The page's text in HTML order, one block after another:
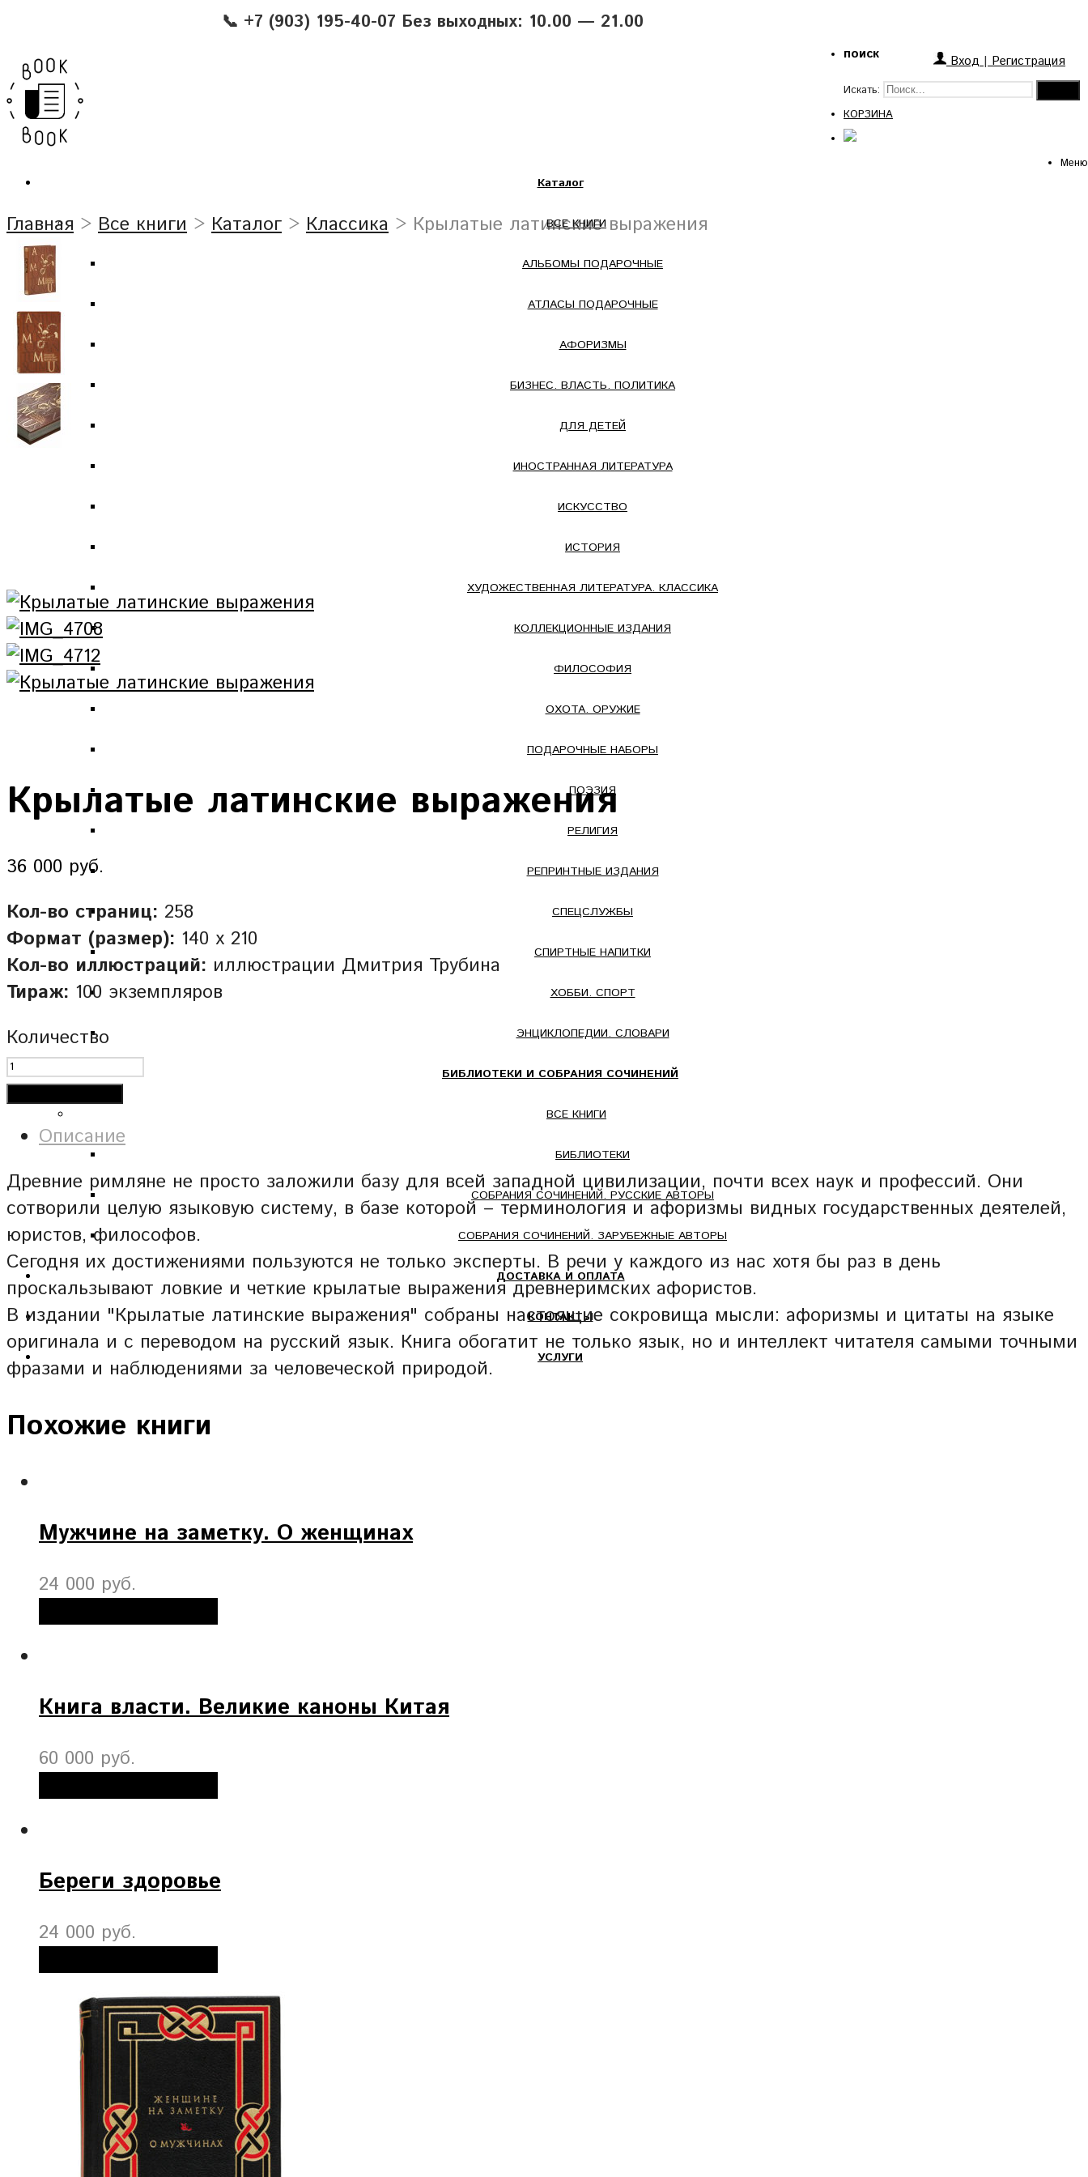
📞 +7 (903) 195-40-07 Без выходных: 10.00 — 21.00
Вход | Регистрация
Каталог
ВСЕ КНИГИ
АЛЬБОМЫ ПОДАРОЧНЫЕ
АТЛАСЫ ПОДАРОЧНЫЕ
АФОРИЗМЫ
БИЗНЕС. ВЛАСТЬ. ПОЛИТИКА
ДЛЯ ДЕТЕЙ
ИНОСТРАННАЯ ЛИТЕРАТУРА
ИСКУССТВО
ИСТОРИЯ
ХУДОЖЕСТВЕННАЯ ЛИТЕРАТУРА. КЛАССИКА
КОЛЛЕКЦИОННЫЕ ИЗДАНИЯ
ФИЛОСОФИЯ
ОХОТА. ОРУЖИЕ
ПОДАРОЧНЫЕ НАБОРЫ
ПОЭЗИЯ
РЕЛИГИЯ
РЕПРИНТНЫЕ ИЗДАНИЯ
СПЕЦСЛУЖБЫ
СПИРТНЫЕ НАПИТКИ
ХОББИ. СПОРТ
ЭНЦИКЛОПЕДИИ. СЛОВАРИ
БИБЛИОТЕКИ И СОБРАНИЯ СОЧИНЕНИЙ
ВСЕ КНИГИ
БИБЛИОТЕКИ
СОБРАНИЯ СОЧИНЕНИЙ. РУССКИЕ АВТОРЫ
СОБРАНИЯ СОЧИНЕНИЙ. ЗАРУБЕЖНЫЕ АВТОРЫ
ДОСТАВКА И ОПЛАТА
КОНТАКТЫ
УСЛУГИ
поиск
Искать:
КОРЗИНА
Меню
Главная > Все книги > Каталог > Классика > Крылатые латинские выражения
Крылатые латинские выражения
36 000 руб.
Кол-во страниц: 258
Формат (размер): 140 х 210
Кол-во иллюстраций: иллюстрации Дмитрия Трубина
Тираж: 100 экземпляров
Количество
Описание
Древние римляне не просто заложили базу для всей западной цивилизации, почти всех наук и профессий. Они
сотворили целую языковую систему, в базе которой – терминология и афоризмы видных государственных деятелей,
юристов, философов.
Сегодня их достижениями пользуются не только эксперты. В речи у каждого из нас хотя бы раз в день
проскальзывают ловкие и четкие крылатые выражения древнеримских афористов.
В издании "Крылатые латинские выражения" собраны настоящие сокровища мысли: афоризмы и цитаты на языке
оригинала и с переводом на русский язык. Книга обогатит не только язык, но и интеллект читателя самыми точными
фразами и наблюдениями за человеческой природой.
Похожие книги
Мужчине на заметку. О женщинах
24 000 руб.
Книга власти. Великие каноны Китая
60 000 руб.
Береги здоровье
24 000 руб.